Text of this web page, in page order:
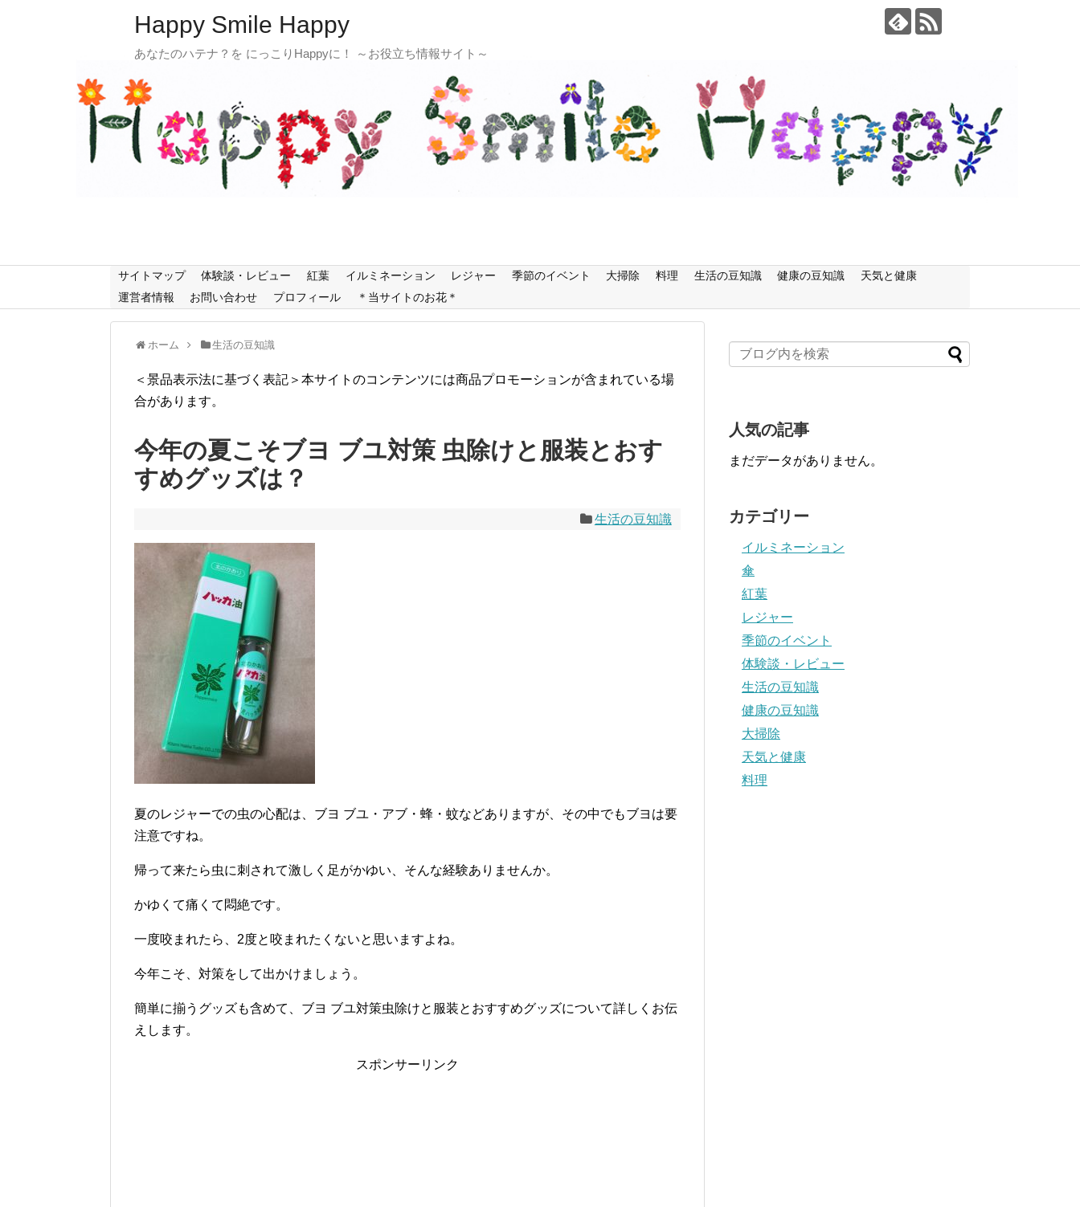
Happy Smile Happy
あなたのハテナ？を にっこりHappyに！ ～お役立ち情報サイト～
サイトマップ 体験談・レビュー 紅葉 イルミネーション レジャー 季節のイベント 大掃除 料理 生活の豆知識 健康の豆知識
天気と健康
運営者情報
お問い合わせ プロフィール ＊当サイトのお花＊
ホーム 生活の豆知識
＜景品表示法に基づく表記＞本サイトのコンテンツには商品プロモーションが含まれている場
合があります。
今年の夏こそブヨ ブユ対策 虫除けと服装とおす
すめグッズは？
生活の豆知識
夏のレジャーでの虫の心配は、ブヨ ブユ・アブ・蜂・蚊などありますが、その中でもブヨは要
注意ですね。
帰って来たら虫に刺されて激しく足がかゆい、そんな経験ありませんか。
かゆくて痛くて悶絶です。
一度咬まれたら、2度と咬まれたくないと思いますよね。
今年こそ、対策をして出かけましょう。
簡単に揃うグッズも含めて、ブヨ ブユ対策虫除けと服装とおすすめグッズについて詳しくお伝
えします。
スポンサーリンク
人気の記事
まだデータがありません。
カテゴリー
イルミネーション
傘
紅葉
レジャー
季節のイベント
体験談・レビュー
生活の豆知識
健康の豆知識
大掃除
天気と健康
料理